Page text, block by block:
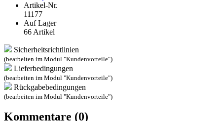
Artikel-Nr.
11177
Auf Lager
66 Artikel
Sicherheitsrichtlinien
(bearbeiten im Modul "Kundenvorteile")
Lieferbedingungen
(bearbeiten im Modul "Kundenvorteile")
Rückgabebedingungen
(bearbeiten im Modul "Kundenvorteile")
Kommentare (0)